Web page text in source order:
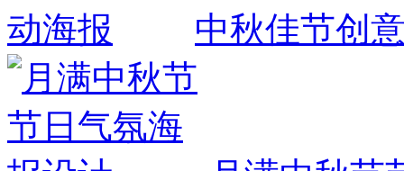
中秋佳节创